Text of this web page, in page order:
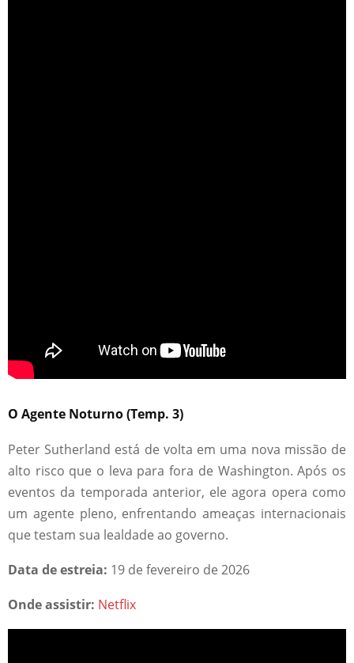
O Agente Noturno (Temp. 3)
Peter Sutherland está de volta em uma nova missão de
alto risco que o leva para fora de Washington. Após os
eventos da temporada anterior, ele agora opera como
um agente pleno, enfrentando ameaças internacionais
que testam sua lealdade ao governo.
Data de estreia: 19 de fevereiro de 2026
Onde assistir: Netflix